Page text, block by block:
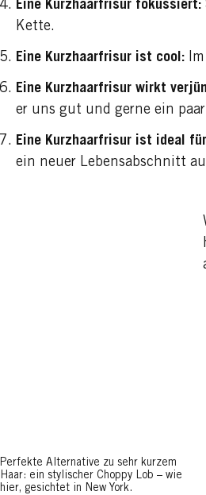
Eine Kurzhaarfrisur fokussiert:
Kette.
Eine Kurzhaarfrisur ist cool:Im
Eine Kurzhaarfrisur wirkt
er uns gut und gerne ein
Eine Kurzhaarfrisur ist ideal
ein neuer Lebensabschnitt
Perfekte Alternative zu sehr kurzem
Haar: ein stylischer Choppy Lob – wie
hier, gesichtet in New York.